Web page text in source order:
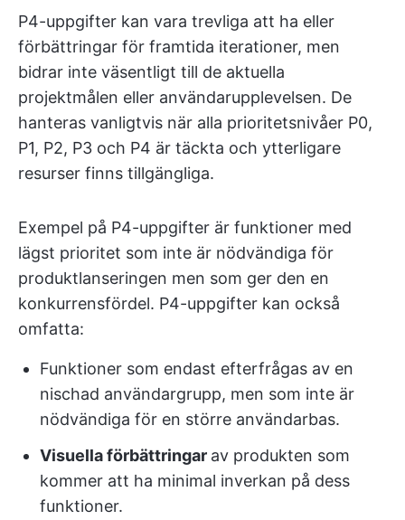
P4-uppgifter kan vara trevliga att ha eller
förbättringar för framtida iterationer, men
bidrar inte väsentligt till de aktuella
projektmålen eller användarupplevelsen. De
hanteras vanligtvis när alla prioritetsnivåer P0,
P1, P2, P3 och P4 är täckta och ytterligare
resurser finns tillgängliga.
Exempel på P4-uppgifter är funktioner med
lägst prioritet som inte är nödvändiga för
produktlanseringen men som ger den en
konkurrensfördel. P4-uppgifter kan också
omfatta:
Funktioner som endast efterfrågas av en
nischad användargrupp, men som inte är
nödvändiga för en större användarbas.
Visuella förbättringar av produkten som
kommer att ha minimal inverkan på dess
funktioner.